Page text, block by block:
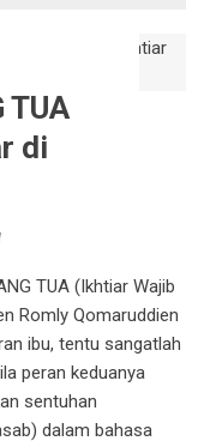
TUA
di
TUA (Ikhtiar Wajib
Romly Qomaruddien
ibu, tentu sangatlah
peran keduanya
sentuhan
dalam bahasa